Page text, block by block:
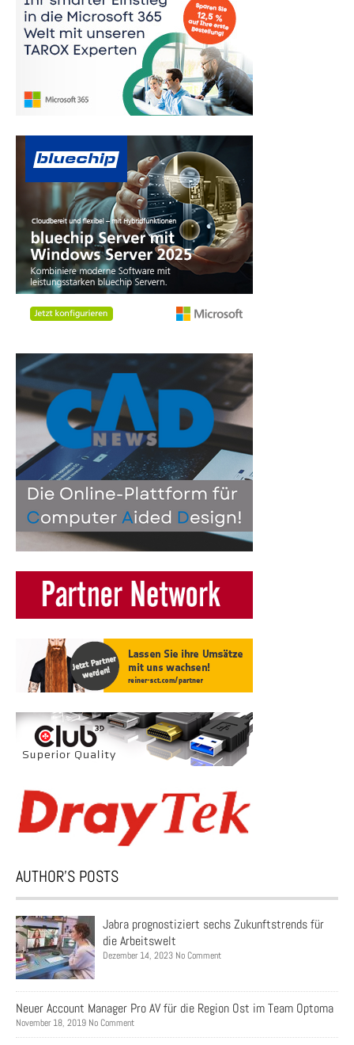
AUTHOR’S POSTS
Jabra prognostiziert sechs Zukunftstrends für
die Arbeitswelt
Dezember 14, 2023 No Comment
Neuer Account Manager Pro AV für die Region Ost im Team Optoma
November 18, 2019 No Comment